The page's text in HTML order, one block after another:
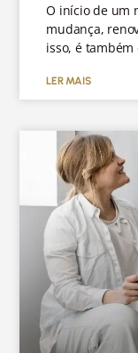
O início de um
mudança,
isso, é também
LER MAIS